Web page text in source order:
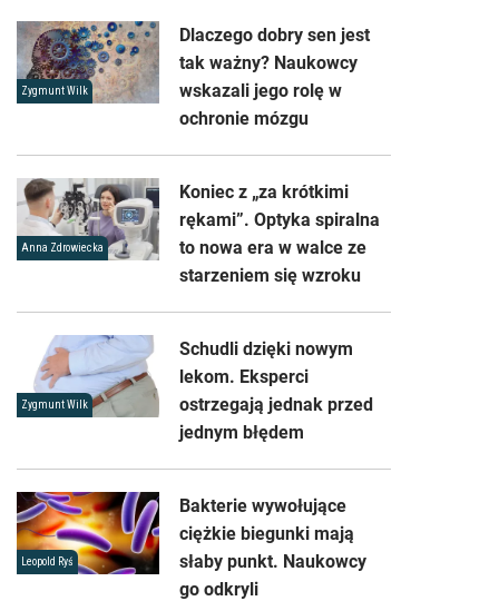
Zygmunt Wilk
Dlaczego dobry sen jest
tak ważny? Naukowcy
wskazali jego rolę w
ochronie mózgu
Anna Zdrowiecka
Koniec z „za krótkimi
rękami”. Optyka spiralna
to nowa era w walce ze
starzeniem się wzroku
Zygmunt Wilk
Schudli dzięki nowym
lekom. Eksperci
ostrzegają jednak przed
jednym błędem
Leopold Ryś
Bakterie wywołujące
ciężkie biegunki mają
słaby punkt. Naukowcy
go odkryli